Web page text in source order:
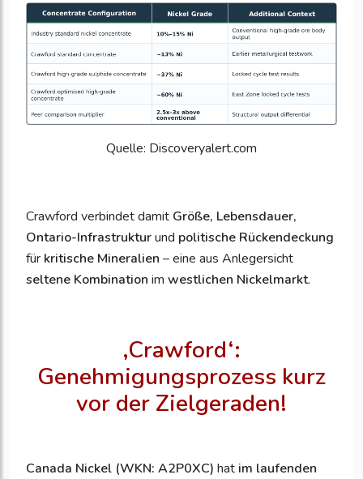
Quelle: Discoveryalert.com
Crawford verbindet damit Größe, Lebensdauer,
Ontario-Infrastrukturund politische Rückendeckung
für kritische Mineralien – eine aus Anlegersicht
seltene Kombination im westlichen Nickelmarkt.
‚Crawford‘:
Genehmigungsprozess kurz
vor der Zielgeraden!
Canada Nickel (WKN: A2P0XC) hat im laufenden